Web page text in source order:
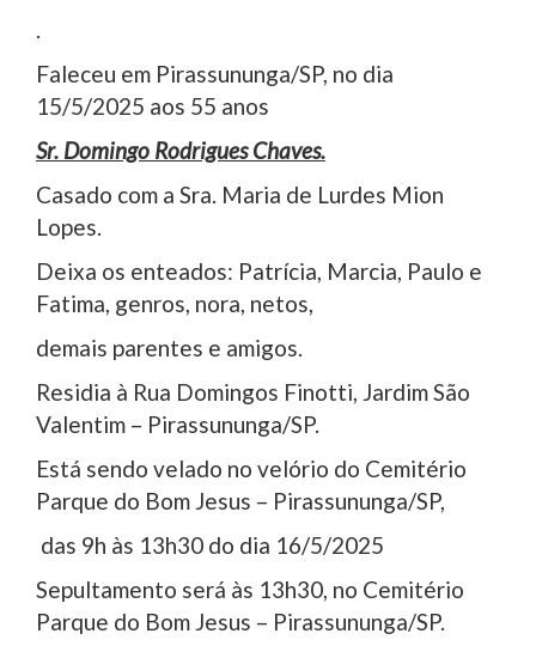
.
Faleceu em Pirassununga/SP, no dia
15/5/2025 aos 55 anos
Sr. Domingo Rodrigues Chaves.
Casado com a Sra. Maria de Lurdes Mion
Lopes.
Deixa os enteados: Patrícia, Marcia, Paulo e
Fatima, genros, nora, netos,
demais parentes e amigos.
Residia à Rua Domingos Finotti, Jardim São
Valentim – Pirassununga/SP.
Está sendo velado no velório do Cemitério
Parque do Bom Jesus – Pirassununga/SP,
das 9h às 13h30 do dia 16/5/2025
Sepultamento será às 13h30, no Cemitério
Parque do Bom Jesus – Pirassununga/SP.